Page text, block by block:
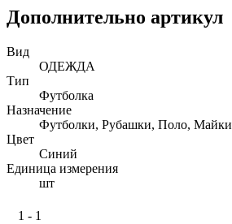
Дополнительно артикул
Вид
ОДЕЖДА
Тип
Футболка
Назначение
Футболки, Рубашки, Поло, Майки
Цвет
Синий
Единица измерения
шт
1 - 1